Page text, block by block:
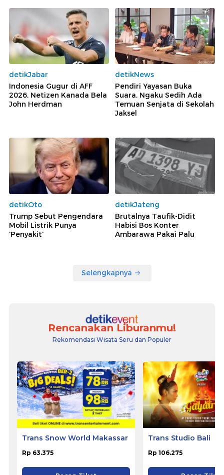
detikJabar
Indonesia Gugur di AFF
2026, Netizen Kanada Bela
John Herdman
detikNews
Pendiri Yayasan Buka
Suara, Ngaku Sedih Ada
Temuan Senjata di Sekolah
Jaksel
detikOto
Trump Sebut Pengendara
Mobil Listrik Punya
'Penyakit'
detikJateng
Brutalnya Taufik-Didit
Habisi Bos Konter
Ambarawa Pakai Palu
Selengkapnya
Rencanakan Liburanmu!
Rekomendasi Wisata Seru dan Populer
Trans Snow World Makassar
Rp 63.375
Trans Studio Bali
Rp 106.275